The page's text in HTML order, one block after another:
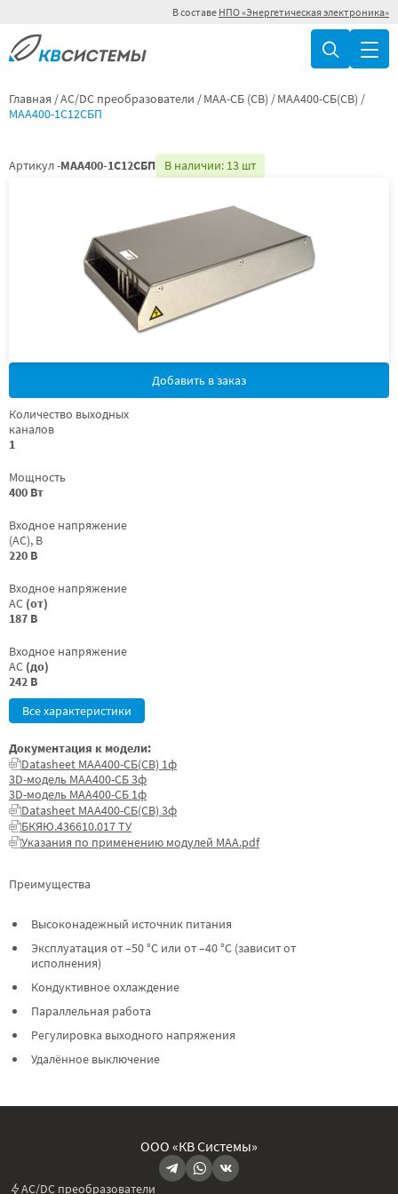
В составе НПО «Энергетическая электроника»
Главная AC/DC преобразователи МАА-СБ (СВ)
МАА400-СБ(СВ)
МАА400-1С12СБП
Артикул -МАА400-1С12СБП В наличии: 13 шт
Добавить в заказ
Количество выходных
каналов
1
Мощность
400 Вт
Входное напряжение
(AC), В
220 В
Входное напряжение
AC (от)
187 В
Входное напряжение
AC (до)
242 В
Все характеристики
Преимущества
Высоконадежный источник питания
Эксплуатация от –50 °C или от –40 °C (зависит от
исполнения)
Кондуктивное охлаждение
Параллельная работа
Регулировка выходного напряжения
Удалённое выключение
Документация к модели:
Datasheet МАА400-СБ(СВ) 1ф
3D-модель МАА400-СБ 3ф
3D-модель МАА400-СБ 1ф
Datasheet МАА400-СБ(СВ) 3ф
БКЯЮ.436610.017 ТУ
Указания по применению модулей МАА.pdf
ООО «КВ Системы»
AC/DC преобразователи